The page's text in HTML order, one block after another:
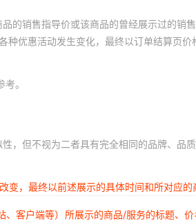
的销售指导价或该商品的曾经展示过的销
种优惠活动发生变化，最终以订单结算页价
。
，但不视为二者具有完全相同的品牌、品
变，最终以前述展示的具体时间和所对应的
客户端等）所展示的商品/服务的标题、